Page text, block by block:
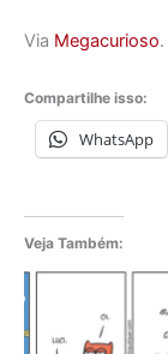
Via Megacurioso.
Compartilhe isso:
WhatsApp
Veja Também: